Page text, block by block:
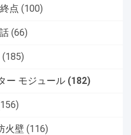
点 (100)
(66)
(185)
ー モジュール (182)
火壁 (116)